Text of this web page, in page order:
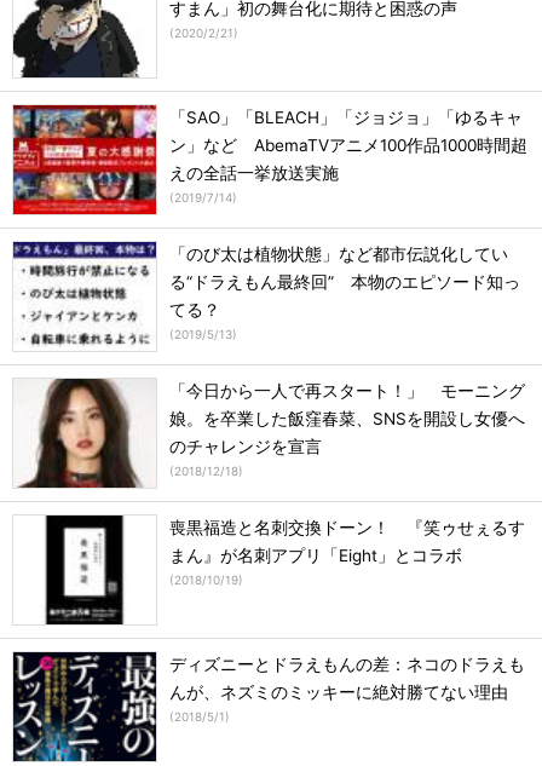
すまん」初の舞台化に期待と困惑の声
(2020/2/21)
「SAO」「BLEACH」「ジョジョ」「ゆるキャ
ン」など AbemaTVアニメ100作品1000時間超
えの全話一挙放送実施
(2019/7/14)
「のび太は植物状態」など都市伝説化してい
る“ドラえもん最終回” 本物のエピソード知っ
てる？
(2019/5/13)
「今日から一人で再スタート！」 モーニング
娘。を卒業した飯窪春菜、SNSを開設し女優へ
のチャレンジを宣言
(2018/12/18)
喪黒福造と名刺交換ドーン！ 『笑ゥせぇるす
まん』が名刺アプリ「Eight」とコラボ
(2018/10/19)
ディズニーとドラえもんの差：ネコのドラえも
んが、ネズミのミッキーに絶対勝てない理由
(2018/5/1)